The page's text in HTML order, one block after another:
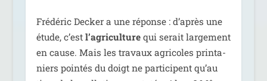
Frédéric Decker a une réponse : d’après une
étude, c’est l’agriculturequi serait lar­ge­ment
en cause. Mais les tra­vaux agri­coles prin­ta­
niers poin­tés du doigt ne par­ti­cipent qu’au